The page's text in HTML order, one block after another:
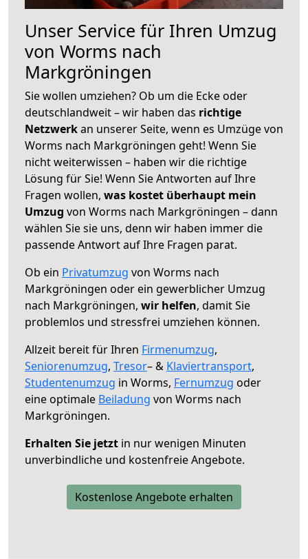
Unser Service für Ihren Umzug
von Worms nach
Markgröningen
Sie wollen umziehen? Ob um die Ecke oder
deutschlandweit – wir haben das richtige
Netzwerkan unserer Seite, wenn es Umzüge von
Worms nach Markgröningen geht! Wenn Sie
nicht weiterwissen – haben wir die richtige
Lösung für Sie! Wenn Sie Antworten auf Ihre
Fragen wollen, was kostet überhaupt mein
Umzug von Worms nach Markgröningen – dann
wählen Sie sie uns, denn wir haben immer die
passende Antwort auf Ihre Fragen parat.
Ob ein Privatumzug von Worms nach
Markgröningen oder ein gewerblicher Umzug
nach Markgröningen, wir helfen, damit Sie
problemlos und stressfrei umziehen können.
Allzeit bereit für Ihren Firmenumzug,
Seniorenumzug, Tresor– & Klaviertransport,
Studentenumzug in Worms, Fernumzug oder
eine optimale Beiladung von Worms nach
Markgröningen.
Erhalten Sie jetzt in nur wenigen Minuten
unverbindliche und kostenfreie Angebote.
Kostenlose Angebote erhalten